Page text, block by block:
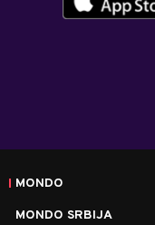
MONDO
MONDO SRBIJA